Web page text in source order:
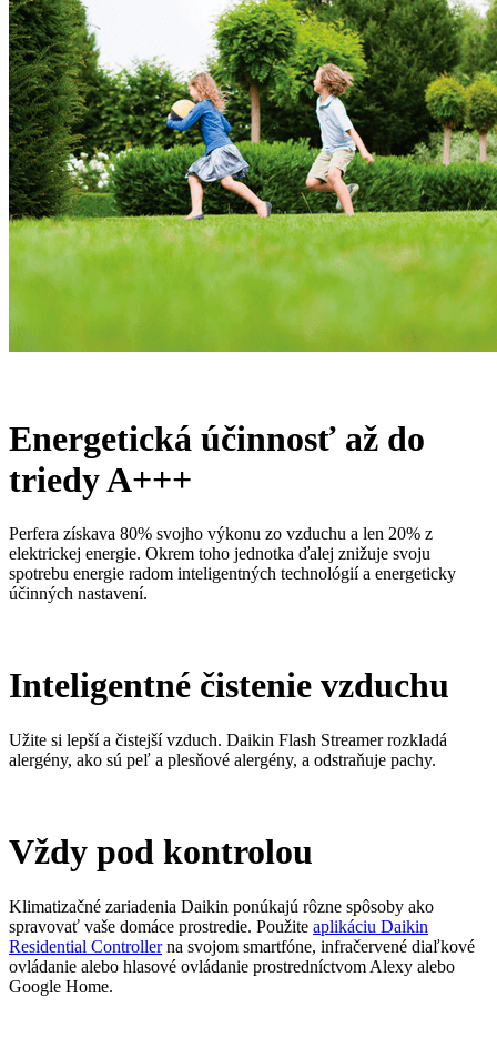
Energetická účinnosť až do
triedy A+++
Perfera získava 80% svojho výkonu zo vzduchu a len 20% z
elektrickej energie. Okrem toho jednotka ďalej znižuje svoju
spotrebu energie radom inteligentných technológií a energeticky
účinných nastavení.
Inteligentné čistenie vzduchu
Užite si lepší a čistejší vzduch. Daikin Flash Streamer rozkladá
alergény, ako sú peľ a plesňové alergény, a odstraňuje pachy.
Vždy pod kontrolou
Klimatizačné zariadenia Daikin ponúkajú rôzne spôsoby ako
spravovať vaše domáce prostredie. Použite aplikáciu Daikin
Residential Controllerna svojom smartfóne, infračervené diaľkové
ovládanie alebo hlasové ovládanie prostredníctvom Alexy alebo
Google Home.